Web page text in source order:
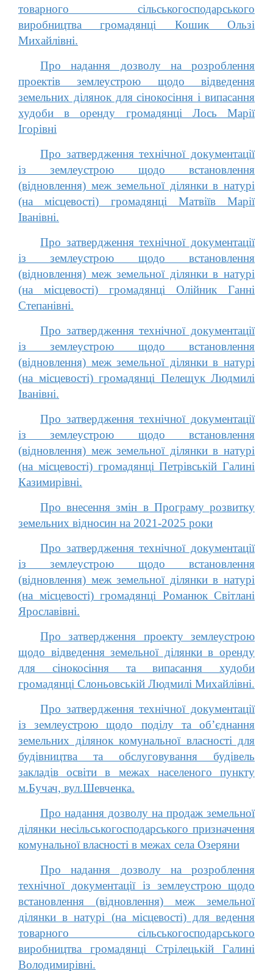
товарного сільськогосподарського
виробництва громадянці Кошик Ользі
Михайлівні.
Про надання дозволу на розроблення
проектів землеустрою щодо відведення
земельних ділянок для сінокосіння і випасання
худоби в оренду громадянці Лось Марії
Ігорівні
Про затвердження технічної документації
із землеустрою щодо встановлення
(відновлення) меж земельної ділянки в натурі
(на місцевості) громадянці Матвіїв Марії
Іванівні.
Про затвердження технічної документації
із землеустрою щодо встановлення
(відновлення) меж земельної ділянки в натурі
(на місцевості) громадянці Олійник Ганні
Степанівні.
Про затвердження технічної документації
із землеустрою щодо встановлення
(відновлення) меж земельної ділянки в натурі
(на місцевості) громадянці Пелещук Людмилі
Іванівні.
Про затвердження технічної документації
із землеустрою щодо встановлення
(відновлення) меж земельної ділянки в натурі
(на місцевості) громадянці Петрівській Галині
Казимирівні.
Про внесення змін в Програму розвитку
земельних відносин на 2021-2025 роки
Про затвердження технічної документації
із землеустрою щодо встановлення
(відновлення) меж земельної ділянки в натурі
(на місцевості) громадянці Романюк Світлані
Ярославівні.
Про затвердження проекту землеустрою
щодо відведення земельної ділянки в оренду
для сінокосіння та випасання худоби
громадянці Слоньовській Людмилі Михайлівні.
Про затвердження технічної документації
із землеустрою щодо поділу та об’єднання
земельних ділянок комунальної власності для
будівництва та обслуговування будівель
закладів освіти в межах населеного пункту
м.Бучач, вул.Шевченка.
Про надання дозволу на продаж земельної
ділянки несільськогосподарського призначення
комунальної власності в межах села Озеряни
Про надання дозволу на розроблення
технічної документації із землеустрою щодо
встановлення (відновлення) меж земельної
ділянки в натурі (на місцевості) для ведення
товарного сільськогосподарського
виробництва громадянці Стрілецькій Галині
Володимирівні.